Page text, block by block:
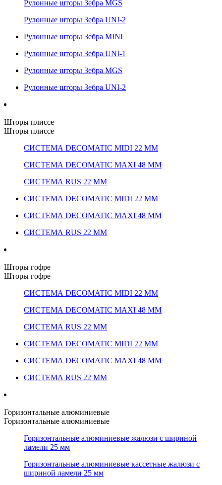
Рулонные шторы Зебра MGS
Рулонные шторы Зебра UNI-2
Рулонные шторы Зебра MINI
Рулонные шторы Зебра UNI-1
Рулонные шторы Зебра MGS
Рулонные шторы Зебра UNI-2
Шторы плиссе
Шторы плиссе
СИСТЕМА DECOMATIC MIDI 22 ММ
СИСТЕМА DECOMATIC MAXI 48 ММ
СИСТЕМА RUS 22 ММ
СИСТЕМА DECOMATIC MIDI 22 ММ
СИСТЕМА DECOMATIC MAXI 48 ММ
СИСТЕМА RUS 22 ММ
Шторы гофре
Шторы гофре
СИСТЕМА DECOMATIC MIDI 22 ММ
СИСТЕМА DECOMATIC MAXI 48 ММ
СИСТЕМА RUS 22 ММ
СИСТЕМА DECOMATIC MIDI 22 ММ
СИСТЕМА DECOMATIC MAXI 48 ММ
СИСТЕМА RUS 22 ММ
Горизонтальные алюминиевые
Горизонтальные алюминиевые
Горизонтальные алюминиевые жалюзи с шириной
ламели 25 мм
Горизонтальные алюминиевые кассетные жалюзи с
шириной ламели 25 мм